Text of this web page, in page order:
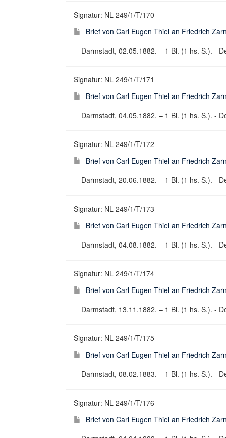
Signatur: NL 249/1/T/170
Brief von Carl Eugen Thiel an Friedrich
Darmstadt, 02.05.1882. – 1 Bl. (1 hs. S.). -
Signatur: NL 249/1/T/171
Brief von Carl Eugen Thiel an Friedrich
Darmstadt, 04.05.1882. – 1 Bl. (1 hs. S.). -
Signatur: NL 249/1/T/172
Brief von Carl Eugen Thiel an Friedrich
Darmstadt, 20.06.1882. – 1 Bl. (1 hs. S.). -
Signatur: NL 249/1/T/173
Brief von Carl Eugen Thiel an Friedrich
Darmstadt, 04.08.1882. – 1 Bl. (1 hs. S.). -
Signatur: NL 249/1/T/174
Brief von Carl Eugen Thiel an Friedrich
Darmstadt, 13.11.1882. – 1 Bl. (1 hs. S.). -
Signatur: NL 249/1/T/175
Brief von Carl Eugen Thiel an Friedrich
Darmstadt, 08.02.1883. – 1 Bl. (1 hs. S.). -
Signatur: NL 249/1/T/176
Brief von Carl Eugen Thiel an Friedrich